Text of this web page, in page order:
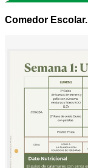
Comedor Escolar.